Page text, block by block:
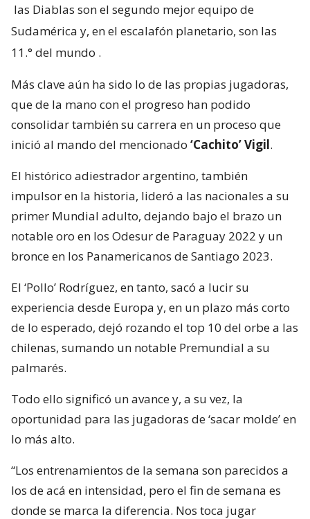
las Diablas son el segundo mejor equipo de
Sudamérica y, en el escalafón planetario, son las
11.° del mundo .
Más clave aún ha sido lo de las propias jugadoras,
que de la mano con el progreso han podido
consolidar también su carrera en un proceso que
inició al mando del mencionado ‘Cachito’ Vigil.
El histórico adiestrador argentino, también
impulsor en la historia, lideró a las nacionales a su
primer Mundial adulto, dejando bajo el brazo un
notable oro en los Odesur de Paraguay 2022 y un
bronce en los Panamericanos de Santiago 2023.
El ‘Pollo’ Rodríguez, en tanto, sacó a lucir su
experiencia desde Europa y, en un plazo más corto
de lo esperado, dejó rozando el top 10 del orbe a las
chilenas, sumando un notable Premundial a su
palmarés.
Todo ello significó un avance y, a su vez, la
oportunidad para las jugadoras de ‘sacar molde’ en
lo más alto.
“Los entrenamientos de la semana son parecidos a
los de acá en intensidad, pero el fin de semana es
donde se marca la diferencia. Nos toca jugar